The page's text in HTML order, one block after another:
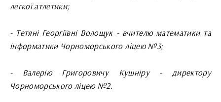
легкої атлетики;
- Тетяні Георгіївні Волощук - вчителю математики та
інформатики Чорноморського ліцею №3;
- Валерію Григоровичу Кушніру - директору
Чорноморського ліцею №2.